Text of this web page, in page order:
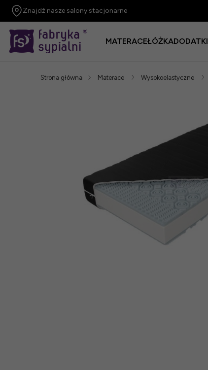
Znajdź nasze salony stacjonarne
MATERACEŁÓŻKADODATKI
Strona główna Materace Wysokoelastyczne